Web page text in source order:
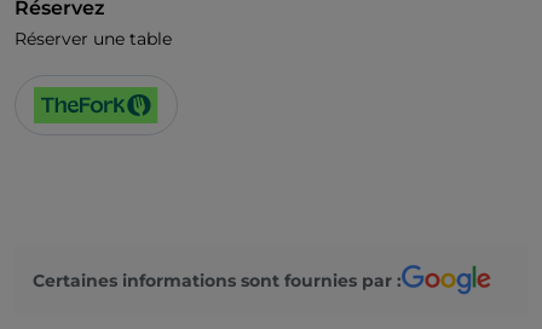
Réservez
Réserver une table
Certaines informations sont fournies par :